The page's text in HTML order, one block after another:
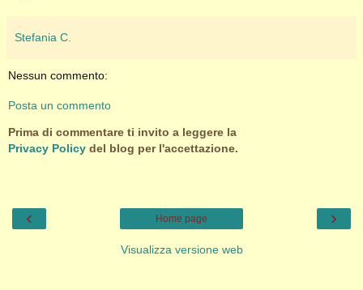
Stefania C.
Nessun commento:
Posta un commento
Prima di commentare ti invito a leggere la
Privacy Policy del blog per l'accettazione.
‹ ›
Home page
Visualizza versione web